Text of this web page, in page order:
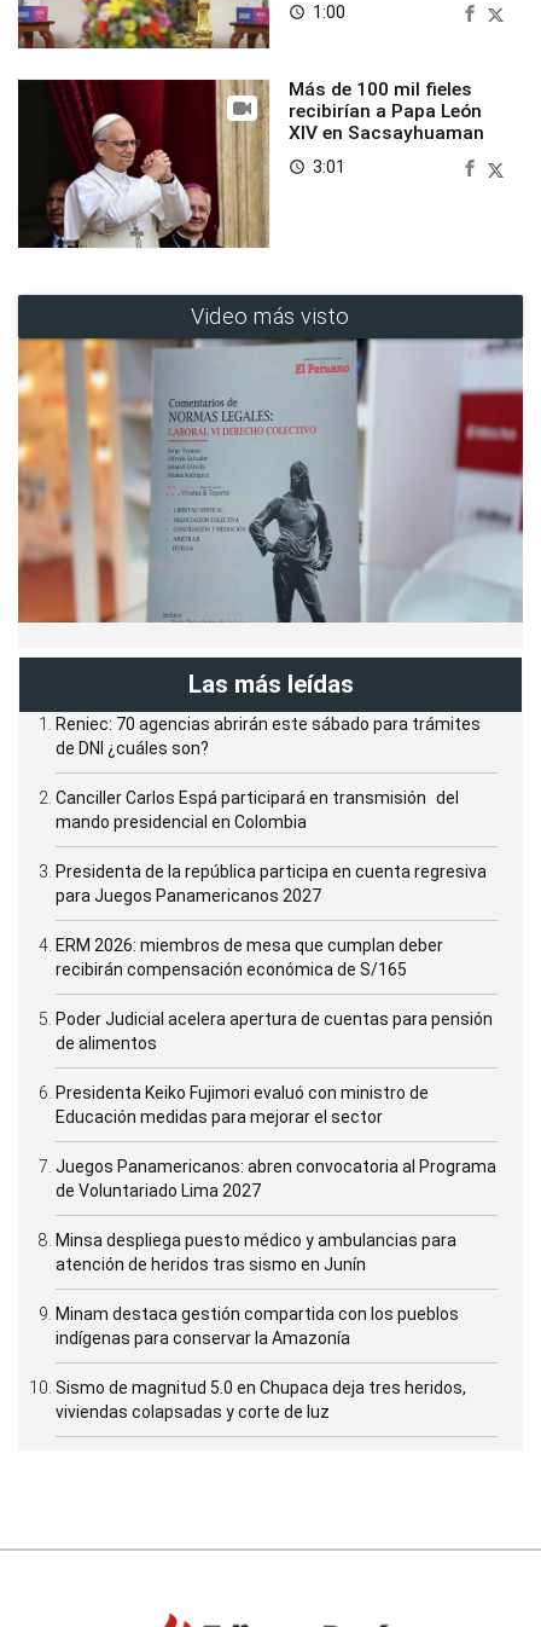
access_time 1:00
Más de 100 mil fieles
recibirían a Papa León
XIV en Sacsayhuaman
access_time 3:01
Video más visto
Las más leídas
Reniec: 70 agencias abrirán este sábado para trámites
de DNI ¿cuáles son?
Canciller Carlos Espá participará en transmisión del
mando presidencial en Colombia
Presidenta de la república participa en cuenta regresiva
para Juegos Panamericanos 2027
ERM 2026: miembros de mesa que cumplan deber
recibirán compensación económica de S/165
Poder Judicial acelera apertura de cuentas para pensión
de alimentos
Presidenta Keiko Fujimori evaluó con ministro de
Educación medidas para mejorar el sector
Juegos Panamericanos: abren convocatoria al Programa
de Voluntariado Lima 2027
Minsa despliega puesto médico y ambulancias para
atención de heridos tras sismo en Junín
Minam destaca gestión compartida con los pueblos
indígenas para conservar la Amazonía
Sismo de magnitud 5.0 en Chupaca deja tres heridos,
viviendas colapsadas y corte de luz